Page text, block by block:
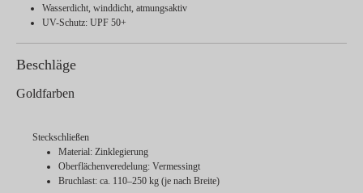
Wasserdicht, winddicht, atmungsaktiv
UV-Schutz: UPF 50+
Beschläge
Goldfarben
Steckschließen
Material: Zinklegierung
Oberflächenveredelung: Vermessingt
Bruchlast: ca. 110–250 kg (je nach Breite)